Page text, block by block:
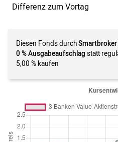
Differenz zum Vortag
Diesen Fonds durchSmartbroker
0 % Ausgabeaufschlag statt
5,00 % kaufen